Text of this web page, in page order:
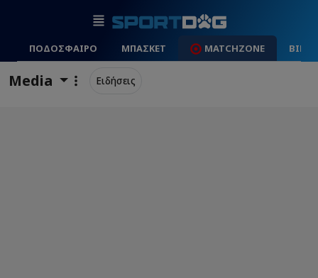
ΠΟΔΟΣΦΑΙΡΟ ΜΠΑΣΚΕΤ MATCHZONE
Media Ειδήσεις